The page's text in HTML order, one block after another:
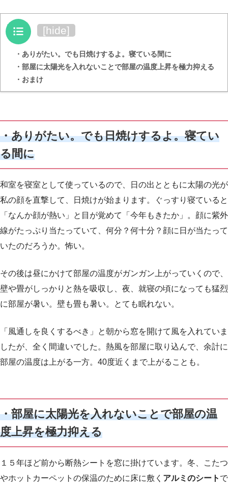
目次 [hide]
・ありがたい。でも日焼けするよ。寝ている間に
・部屋に太陽光を入れないことで部屋の温度上昇を極力抑える
・おまけ
・ありがたい。でも日焼けするよ。寝てい
る間に
和室を寝室として使っているので、日の出とともに太陽の光が
私の顔を直撃して、日焼けが始まります。ぐっすり寝ていると
「なんか顔が熱い」と目が覚めて「今年もきたか」。顔に紫外
線がたっぷり当たっていて、何分？何十分？顔に日が当たって
いたのだろうか。怖い。
その後は昼にかけて部屋の温度がガンガン上がっていくので、
壁や畳がしっかりと熱を吸収し、夜、就寝の頃になっても猛烈
に部屋が暑い。壁も畳も暑い。とても眠れない。
「風通しを良くするべき」と朝から窓を開けて風を入れていま
したが、全く間違いでした。熱風を部屋に取り込んで、余計に
部屋の温度は上がる一方。40度近くまで上がることも。
・部屋に太陽光を入れないことで部屋の温
度上昇を極力抑える
１５年ほど前から断熱シートを窓に掛けています。冬、こたつ
やホットカーペットの保温のために床に敷く アルミのシート で